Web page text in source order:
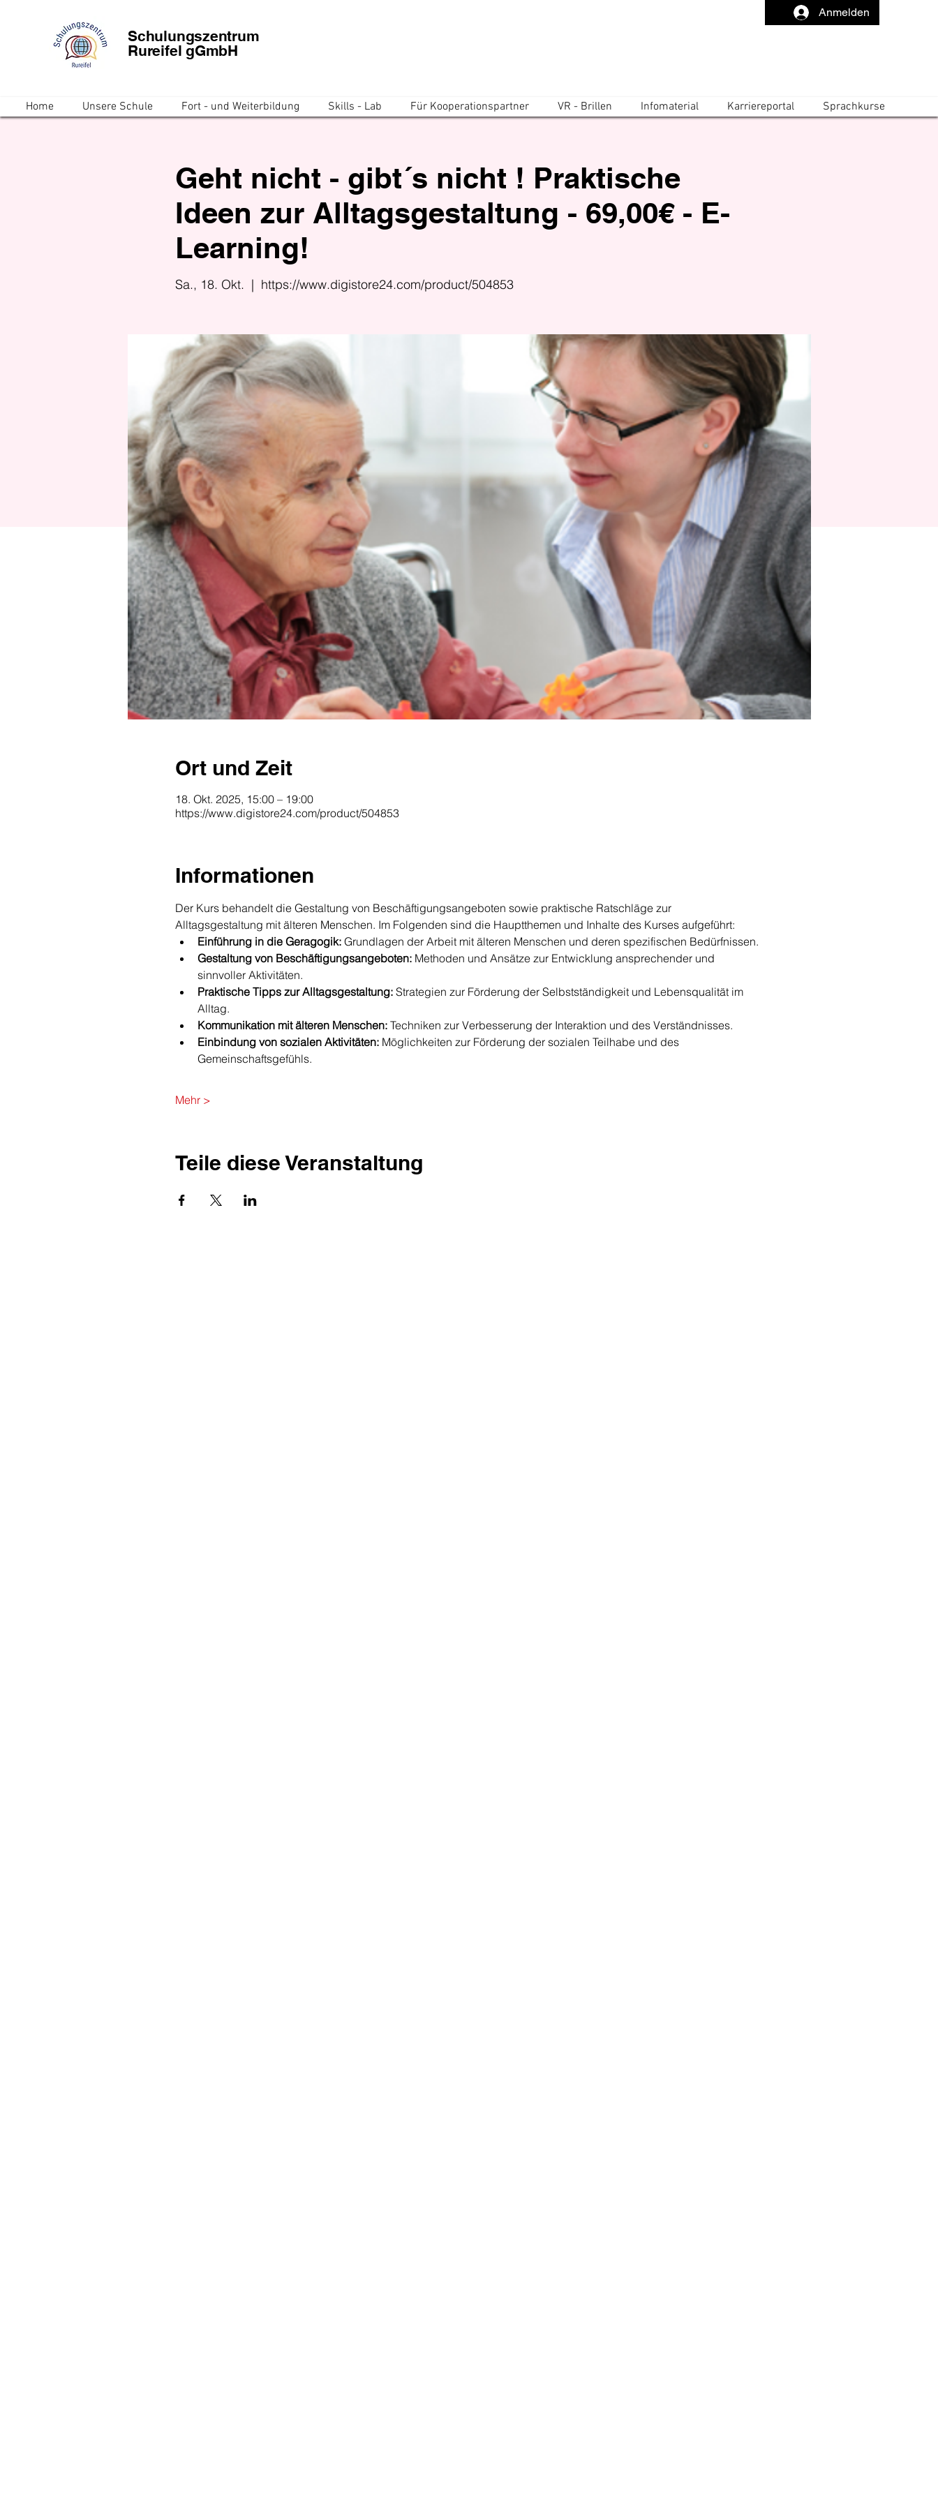
Anmelden
Schulungszentrum
Rureifel gGmbH
Home Unsere Schule Fort - und Weiterbildung Skills - Lab Für Kooperationspartner VR - Brillen Infomaterial Karriereportal Sprachkurse
Geht nicht - gibt´s nicht ! Praktische
Ideen zur Alltagsgestaltung - 69,00€ - E-
Learning!
Sa., 18. Okt.
  |
https://www.digistore24.com/product/504853
Ort und Zeit
18. Okt. 2025, 15:00 – 19:00
https://www.digistore24.com/product/504853
Informationen
Der Kurs behandelt die Gestaltung von Beschäftigungsangeboten sowie praktische Ratschläge zur
Alltagsgestaltung mit älteren Menschen. Im Folgenden sind die Hauptthemen und Inhalte des Kurses aufgeführt:
Einführung in die Geragogik: Grundlagen der Arbeit mit älteren Menschen und deren spezifischen Bedürfnissen.
Gestaltung von Beschäftigungsangeboten: Methoden und Ansätze zur Entwicklung ansprechender und
sinnvoller Aktivitäten.
Praktische Tipps zur Alltagsgestaltung: Strategien zur Förderung der Selbstständigkeit und Lebensqualität im
Alltag.
Kommunikation mit älteren Menschen: Techniken zur Verbesserung der Interaktion und des Verständnisses.
Einbindung von sozialen Aktivitäten: Möglichkeiten zur Förderung der sozialen Teilhabe und des
Gemeinschaftsgefühls.
Mehr >
Teile diese Veranstaltung